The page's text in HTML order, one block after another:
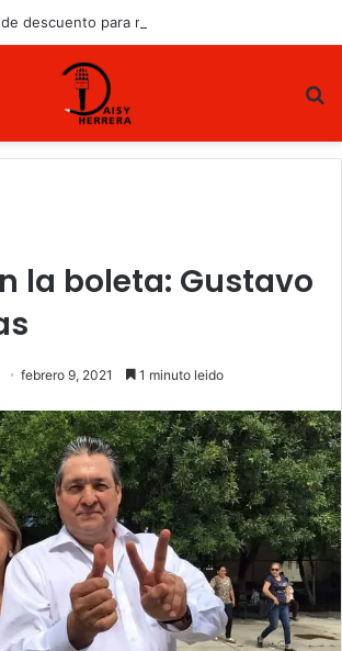
la boleta: Gustavo
febrero 9, 2021 1 minuto leido